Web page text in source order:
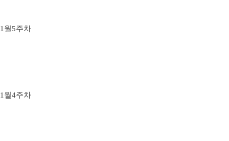
1월5주차
1월4주차